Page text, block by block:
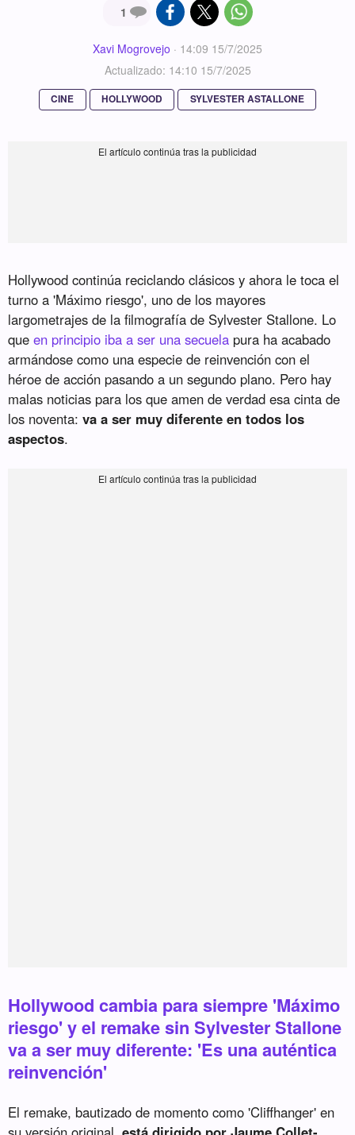
1
Xavi Mogrovejo · 14:09 15/7/2025
Actualizado: 14:10 15/7/2025
CINE HOLLYWOOD SYLVESTER ASTALLONE
Hollywood continúa reciclando clásicos y ahora le toca el
turno a 'Máximo riesgo', uno de los mayores
largometrajes de la filmografía de Sylvester Stallone. Lo
queen principio iba a ser una secuela pura ha acabado
armándose como una especie de reinvención con el
héroe de acción pasando a un segundo plano. Pero hay
malas noticias para los que amen de verdad esa cinta de
los noventa:va a ser muy diferente en todos los
aspectos.
Hollywood cambia para siempre 'Máximo
riesgo' y el remake sin Sylvester Stallone
va a ser muy diferente: 'Es una auténtica
reinvención'
El remake, bautizado de momento como 'Cliffhanger' en